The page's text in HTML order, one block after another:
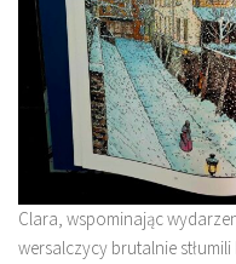
Clara, wspominając
wersalczycy brutalnie